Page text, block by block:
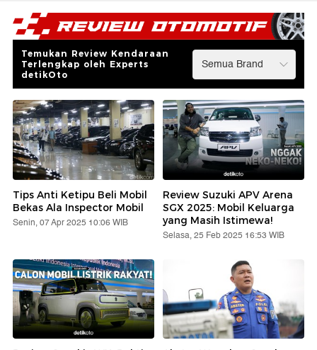
Temukan Review Kendaraan
Terlengkap oleh Experts
detikOto
Tips Anti Ketipu Beli Mobil
Bekas Ala Inspector Mobil
Senin, 07 Apr 2025 10:06 WIB
Review Suzuki APV Arena
SGX 2025: Mobil Keluarga
yang Masih Istimewa!
Selasa, 25 Feb 2025 16:53 WIB